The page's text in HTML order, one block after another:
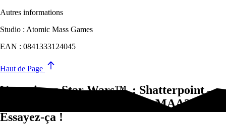
Autres informations
Studio : Atomic Mass Games
EAN : 0841333124045
Haut de Page
Vous aimez Star Wars™ : Shatterpoint –
set d’escouade EE CHEE WA MAA?
Essayez-ça !